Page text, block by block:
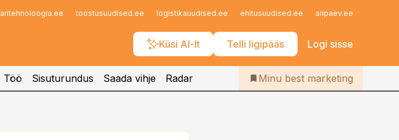
aritehnoloogia.ee toostusuudised.ee logistikauudised.ee ehitusuudised.ee aripaev.ee
Küsi AI-lt Telli ligipääs Logi sisse
Iseteenindus
Telli Bestmarketing
Töö Sisuturundus Saada vihje Radar Minu best marketing